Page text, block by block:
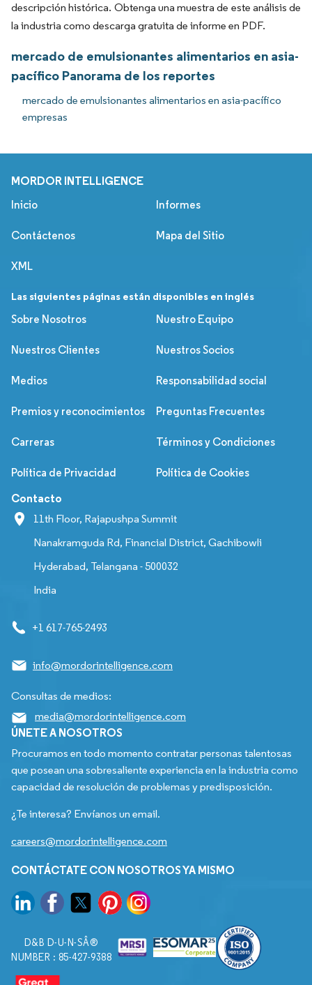
descripción histórica. Obtenga una muestra de este análisis de
la industria como descarga gratuita de informe en PDF.
mercado de emulsionantes alimentarios en asia-
pacífico Panorama de los reportes
mercado de emulsionantes alimentarios en asia-pacífico
empresas
MORDOR INTELLIGENCE
Inicio Informes
Contáctenos Mapa del Sitio
XML
Las siguientes páginas están disponibles en inglés
Sobre Nosotros
Nuestro Equipo
Nuestros Clientes Nuestros Socios
Medios Responsabilidad social
Premios y reconocimientos Preguntas Frecuentes
Carreras Términos y Condiciones
Política de Privacidad Política de Cookies
Contacto
11th Floor, Rajapushpa Summit
Nanakramguda Rd, Financial District, Gachibowli
Hyderabad, Telangana - 500032
India
+1 617-765-2493
info@mordorintelligence.com
Consultas de medios:
media@mordorintelligence.com
ÚNETE A NOSOTROS
Procuramos en todo momento contratar personas talentosas
que posean una sobresaliente experiencia en la industria como
capacidad de resolución de problemas y predisposición.
¿Te interesa? Envíanos un email.
careers@mordorintelligence.com
CONTÁCTATE CON NOSOTROS YA MISMO
D&B D-U-N-SÂ®
NUMBER : 85-427-9388